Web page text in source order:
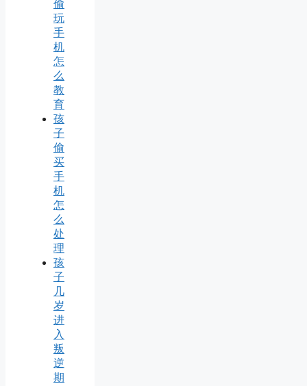
偷
玩
手
机
怎
么
教
育
孩
子
偷
买
手
机
怎
么
处
理
孩
子
几
岁
进
入
叛
逆
期